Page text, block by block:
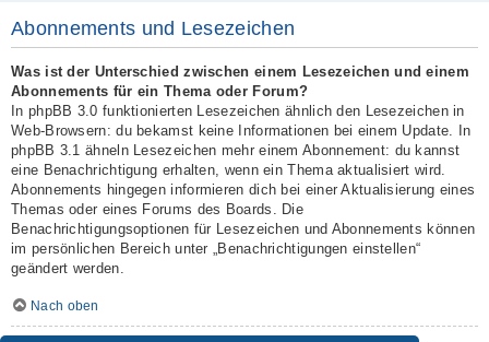
Abonnements und Lesezeichen
Was ist der Unterschied zwischen einem Lesezeichen und einem
Abonnements für ein Thema oder Forum?
In phpBB 3.0 funktionierten Lesezeichen ähnlich den Lesezeichen in
Web-Browsern: du bekamst keine Informationen bei einem Update. In
phpBB 3.1 ähneln Lesezeichen mehr einem Abonnement: du kannst
eine Benachrichtigung erhalten, wenn ein Thema aktualisiert wird.
Abonnements hingegen informieren dich bei einer Aktualisierung eines
Themas oder eines Forums des Boards. Die
Benachrichtigungsoptionen für Lesezeichen und Abonnements können
im persönlichen Bereich unter „Benachrichtigungen einstellen“
geändert werden.
Nach oben